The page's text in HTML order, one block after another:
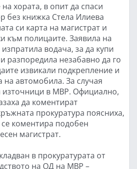
хората, в опит да спаси
без книжка Стела Илиева
си карта на магистрат и
към полицаите. Заявила на
водача, за да купи
разпоредила незабавно да го
извикали подкрепление и
на автомобила. За случая
в МВР. Официално,
да коментират
прокуратура поясниха,
коментира подобен
магистрат.
в прокуратурата от
на ОД на МВР –